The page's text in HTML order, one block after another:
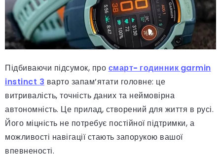
Підбиваючи підсумок, про смарт- годинник garmin
instinct 3 варто запам’ятати головне: це
витривалість, точність даних та неймовірна
автономність. Це прилад, створений для життя в русі.
Його міцність не потребує постійної підтримки, а
можливості навігації стають запорукою вашої
впевненості.